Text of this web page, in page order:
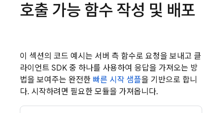
호출 가능 함수 작성 및 배포
이 섹션의 코드 예시는 서버 측 함수로 요청을 보내고 클
라이언트 SDK 중 하나를 사용하여 응답을 가져오는 방
법을 보여주는 완전한 빠른 시작 샘플을 기반으로 합니
다. 시작하려면 필요한 모듈을 가져옵니다.